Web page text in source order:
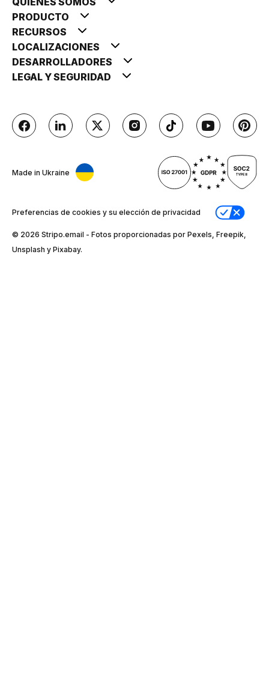
PRODUCTO
RECURSOS
LOCALIZACIONES
DESARROLLADORES
LEGAL Y SEGURIDAD
Made in Ukraine
Preferencias de cookies y su elección de privacidad
© 2026 Stripо.email - Fotos proporcionadas por Pexels, Freepik,
Unsplash y Pixabay.